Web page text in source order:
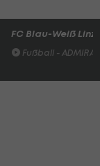
FC Blau-Weiß Linz
Fußball -